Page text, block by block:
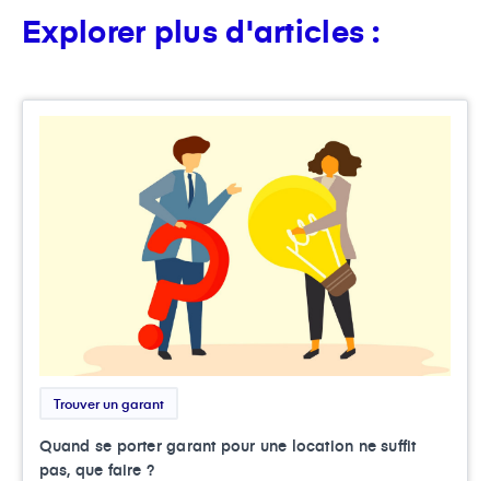
Explorer plus d'articles :
Trouver un garant
Quand se porter garant pour une location ne suffit
pas, que faire ?